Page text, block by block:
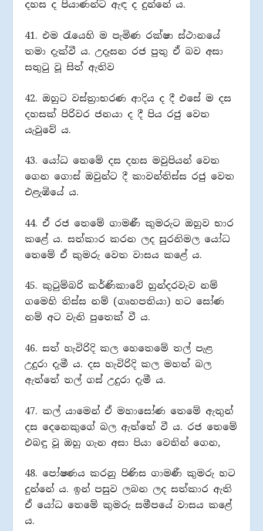
දහස ද පියාණන්ට ඇඳ ද දුන්නේ ය.
41. එම රැයෙහි ම පැමිණ රක්ෂා ස්ථානයේ
තමා දැක්වී ය. උදෑසන රජ පුතු ඒ බව අසා
සතුටු වූ සිත් ඇතිව
42. ඔහුට වස්ත්‍රාභරණ ආදිය ද දී එසේ ම දස
දහසක් පිරිවර ජනයා ද දී පිය රජු වෙත
යැවුවේ ය.
43. යෝධ තෙමේ දස දහස මවුපියන් වෙත
ගෙන ගොස් ඔවුන්ට දී කාවන්තිස්ස රජු වෙත
එළැඹියේ ය.
44. ඒ රජ තෙමේ ගාමණී කුමරුට ඔහුව භාර
කළේ ය. සත්කාර කරන ලද සුරනිමල යෝධ
තෙමේ ඒ කුමරු වෙත වාසය කළේ ය.
45. කුටුම්බරි කර්ණිකාවේ හුන්දරවැව නම්
ගමෙහි තිස්ස නම් (ගෘහපතියා) හට සෝණ
නම් අට වැනි පුතෙක් වී ය.
46. සත් හැවිරිදි කල හෙතෙමේ තල් පැළ
උදුරා දැමී ය. දස හැවිරිදි කල මහත් බල
ඇත්තේ තල් ගස් උදුරා දැමී ය.
47. කල් යාමෙන් ඒ මහාසෝණ තෙමේ ඇතුන්
දස දෙනෙකුගේ බල ඇත්තේ වී ය. රජ තෙමේ
එබඳු වූ ඔහු ගැන අසා පියා වෙතින් ගෙන,
48. පෝෂණය කරනු පිණිස ගාමණී කුමරු හට
දුන්නේ ය. ඉන් පසුව ලබන ලද සත්කාර ඇති
ඒ යෝධ තෙමේ කුමරු සමීපයේ වාසය කළේ
ය.